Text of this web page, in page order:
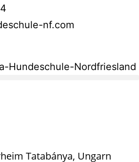
nf.com
Tatabánya, Ungarn